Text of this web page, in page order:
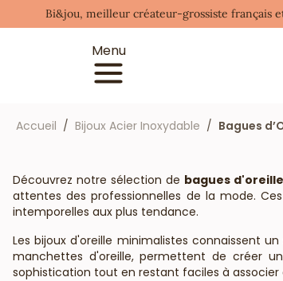
Bi&jou, meilleur créateur-grossiste français
Menu
Accueil Bijoux Acier Inoxydable Bagues
Découvrez notre sélection de bagues
attentes des professionnelles de la mode.
intemporelles aux plus tendance.
Les bijoux d'oreille minimalistes connaissent
manchettes d'oreille, permettent de créer
sophistication tout en restant faciles à associer